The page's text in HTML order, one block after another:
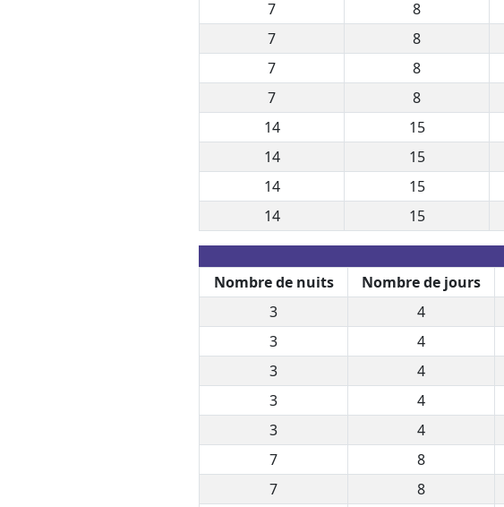
7
8
7
8
7
8
7
8
14
15
14
15
14
15
14
15
Nombre de nuits Nombre de jours
3
4
3
4
3
4
3
4
3
4
7
8
7
8